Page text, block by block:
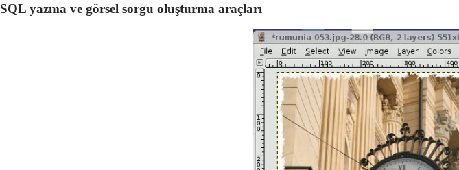
SQL yazma ve görsel sorgu oluşturma araçları